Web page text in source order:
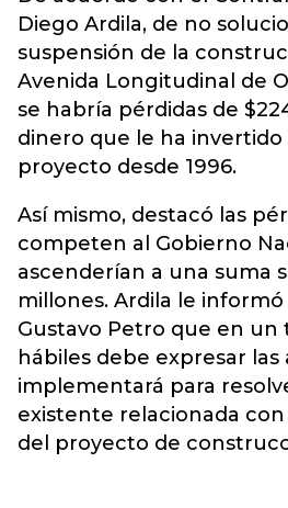
Diego Ardila, de no
suspensión de la
Avenida Longitudinal de
se habría pérdidas de
dinero que le ha invertido
proyecto desde 1996.
Así mismo, destacó las
competen al Gobierno
ascenderían a una suma
millones. Ardila le informó
Gustavo Petro que en un
hábiles debe expresar las
implementará para
existente relacionada
del proyecto de